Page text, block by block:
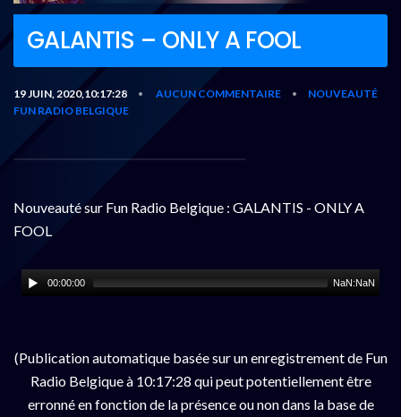
GALANTIS – ONLY A FOOL
19 JUIN, 2020,10:17:28 • AUCUN COMMENTAIRE •
NOUVEAUTÉ
FUN RADIO BELGIQUE
Nouveauté sur Fun Radio Belgique : GALANTIS - ONLY A
FOOL
00:00:00 NaN:NaN
(Publication automatique basée sur un enregistrement de Fun
Radio Belgique à 10:17:28 qui peut potentiellement être
erronné en fonction de la présence ou non dans la base de